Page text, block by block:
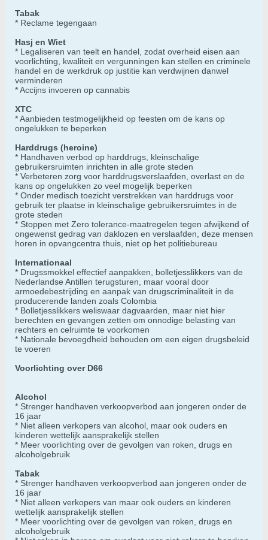
Tabak
* Reclame tegengaan
Hasj en Wiet
* Legaliseren van teelt en handel, zodat overheid eisen aan
voorlichting, kwaliteit en vergunningen kan stellen en criminele
handel en de werkdruk op justitie kan verdwijnen danwel
verminderen
* Accijns invoeren op cannabis
XTC
* Aanbieden testmogelijkheid op feesten om de kans op
ongelukken te beperken
Harddrugs (heroine)
* Handhaven verbod op harddrugs, kleinschalige
gebruikersruimten inrichten in alle grote steden
* Verbeteren zorg voor harddrugsverslaafden, overlast en de
kans op ongelukken zo veel mogelijk beperken
* Onder medisch toezicht verstrekken van harddrugs voor
gebruik ter plaatse in kleinschalige gebruikersruimtes in de
grote steden
* Stoppen met Zero tolerance-maatregelen tegen afwijkend of
ongewenst gedrag van daklozen en verslaafden, deze mensen
horen in opvangcentra thuis, niet op het politiebureau
Internationaal
* Drugssmokkel effectief aanpakken, bolletjesslikkers van de
Nederlandse Antillen terugsturen, maar vooral door
armoedebestrijding en aanpak van drugscriminaliteit in de
producerende landen zoals Colombia
* Bolletjesslikkers weliswaar dagvaarden, maar niet hier
berechten en gevangen zetten om onnodige belasting van
rechters en celruimte te voorkomen
* Nationale bevoegdheid behouden om een eigen drugsbeleid
te voeren
Voorlichting over D66
Alcohol
* Strenger handhaven verkoopverbod aan jongeren onder de
16 jaar
* Niet alleen verkopers van alcohol, maar ook ouders en
kinderen wettelijk aansprakelijk stellen
* Meer voorlichting over de gevolgen van roken, drugs en
alcoholgebruik
Tabak
* Strenger handhaven verkoopverbod aan jongeren onder de
16 jaar
* Niet alleen verkopers van maar ook ouders en kinderen
wettelijk aansprakelijk stellen
* Meer voorlichting over de gevolgen van roken, drugs en
alcoholgebruik